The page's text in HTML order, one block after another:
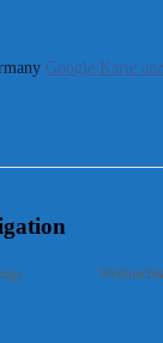
Google Karte